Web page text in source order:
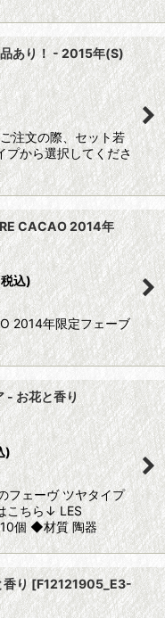
あり！ - 2015年(S)
注文の際、セット若
プから選択してくださ
CACAO 2014年
込)
2014年限定フェーブ
- お花と香り
)
フェーヴ ツヤタイプ
こちら↓ LES
10個 ◆材質 陶器
り [F12121905_E3-